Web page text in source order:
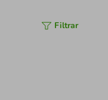
Filtrar